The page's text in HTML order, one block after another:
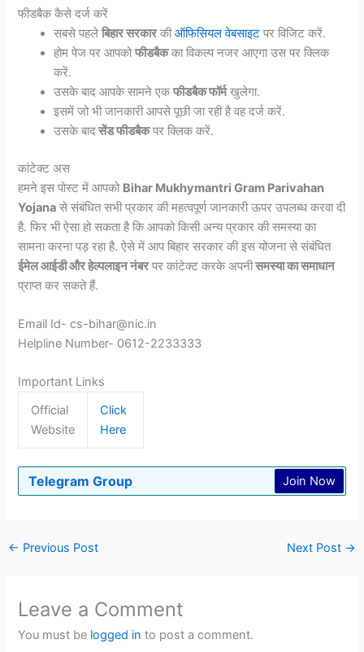
फीडबैक कैसे दर्ज करें
सबसे पहलेबिहार सरकारकीऑफिसियल वेबसाइट पर विजिट करें.
होम पेज पर आपकोफीडबैकका विकल्प नजर आएगा उस पर क्लिक
करें.
उसके बाद आपके सामने एकफीडबैक फॉर्मखुलेगा.
इसमें जो भी जानकारी आपसे पूछी जा रही है वह दर्ज करें.
उसके बादसेंड फीडबैकपर क्लिक करें.
कांटेक्ट अस
हमने इस पोस्ट में आपको Bihar Mukhymantri Gram Parivahan
Yojana से संबंधित सभी प्रकार की महत्वपूर्ण जानकारी ऊपर उपलब्ध करवा दी
है. फिर भी ऐसा हो सकता है कि आपको किसी अन्य प्रकार की समस्या का
सामना करना पड़ रहा है. ऐसे में आप बिहार सरकार की इस योजना से संबंधित
ईमेल आईडी और हेल्पलाइन नंबरपर कांटेक्ट करके अपनीसमस्या का समाधान
प्राप्त कर सकते हैं.
Email Id- cs-bihar@nic.in
Helpline Number- 0612-2233333
Important Links
Official
Website
Click
Here
Telegram Group Join Now
← Previous Post Next Post →
Leave a Comment
You must be logged in to post a comment.